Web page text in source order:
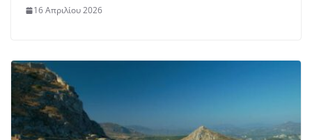
16 Απριλίου 2026